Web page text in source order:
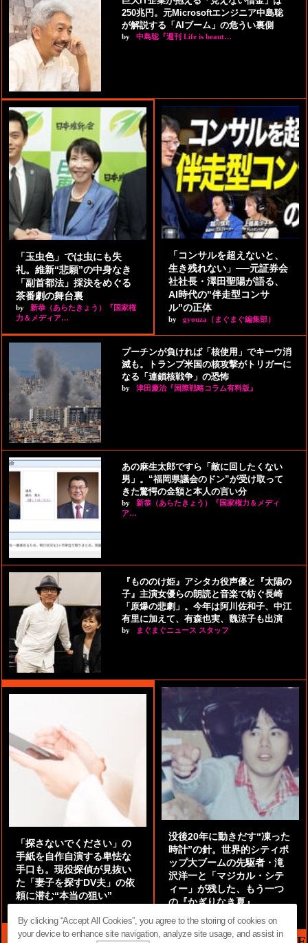
250兆円。元Microsoftエンジニア中島聡
が解説する「AIブーム」の危うい裏側
by 中島聡『週刊 Life is beaut…
「玉虫色」では虫にも失
礼。維新“悲願”の中身なき
「副首都法」採決をめぐる
茶番劇の舞台裏
by
新恭（あらたきょう）『国家権
力＆メディア…
「コンサルを超えないと、
生き残れない」──元証券会
社社長・澤田聖陽が語る、
AI時代の"伴走型コンサ
ル"の正体
by gyouza（まぐまぐ編集部）
プーチンが負ければ「核使用」でキーウ消
滅も。トランプ米国の核攻撃がトリガーに
なる「連鎖核戦争」の恐怖
by 津田慶治『国際戦略コラム有料版』
あの麻生太郎ですら「敵に回したくない
男」。“福岡県議会のドン”が受け取って
きた驚愕の金額と本人の言い分
by
新恭（あらたきょう）『国家権力＆メディ
ア…
『もののけ姫』アシタカ役声優と『太陽の
子』主演女優らの朗読と音楽で紡ぐ長崎
「原爆の悲劇」。今年は阿川佐和子、中江
有里に加えて、有森也実、魏涼子も出演
by まぐまぐニュース スタッフ
「探さないでください」の
手紙を自作自演する卑怯な
手口も。現役探偵が見抜い
た「妻子を探すDV夫」の依
頼に潜む“本当の狙い”
没後20年に動きだす“凍った
時計”の針。世界的シティポ
ップ大ブームの先駆者・滝
沢洋一と「マジカル・シテ
ィー」が残した、もう一つ
の『かぎりなき夏』
By clicking “Accept All Cookies”, you agree to the storing of cookies on
your device to enhance site navigation, analyze site usage, and assist in